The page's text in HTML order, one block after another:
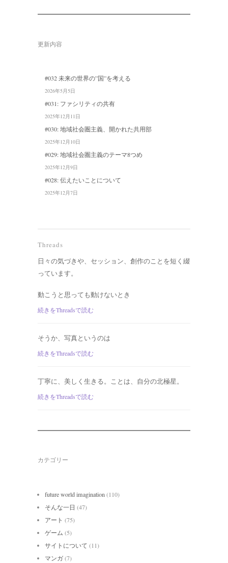
更新内容
#032 未来の世界の”国”を考える
2026年5月5日
#031: ファシリティの共有
2025年12月11日
#030: 地域社会圏主義、開かれた共用部
2025年12月10日
#029: 地域社会圏主義のテーマ8つめ
2025年12月9日
#028: 伝えたいことについて
2025年12月7日
Threads
日々の気づきや、セッション、創作のことを短く綴
っています。
動こうと思っても動けないとき
続きをThreadsで読む
そうか、写真というのは
続きをThreadsで読む
丁寧に、美しく生きる。ことは、自分の北極星。
続きをThreadsで読む
カテゴリー
future world imagination(110)
そんな一日 (47)
アート (75)
ゲーム (5)
サイトについて (11)
マンガ(7)